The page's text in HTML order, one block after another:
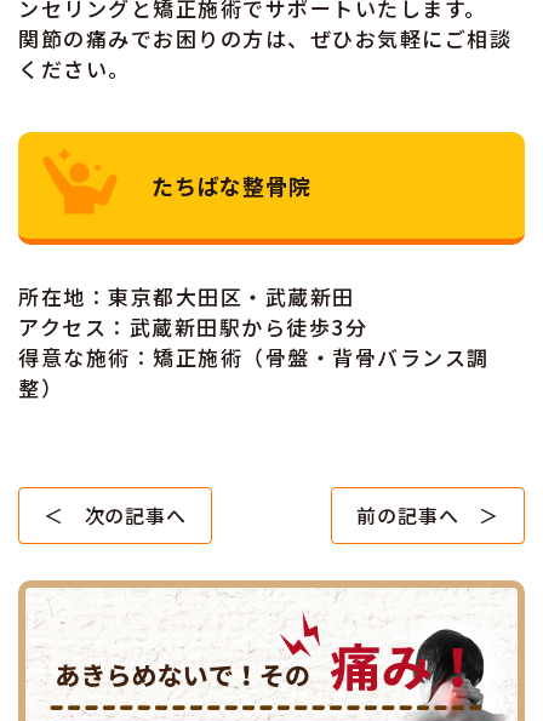
ンセリングと矯正施術でサポートいたします。
関節の痛みでお困りの方は、ぜひお気軽にご相談
ください。
たちばな整骨院
所在地：東京都大田区・武蔵新田
アクセス：武蔵新田駅から徒歩3分
得意な施術：矯正施術（骨盤・背骨バランス調
整）
＜ 次の記事へ 前の記事へ ＞